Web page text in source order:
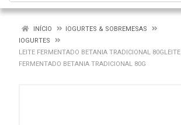
INÍCIO
IOGURTES & SOBREMESAS
IOGURTES
LEITE FERMENTADO BETANIA TRADICIONAL 80GLEITE
FERMENTADO BETANIA TRADICIONAL 80G